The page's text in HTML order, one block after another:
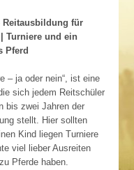
Reitausbildung für
Turniere und ein
Pferd
– ja oder nein“, ist eine
sich jedem Reitschüler
bis zwei Jahren der
stellt. Hier sollten
Kind liegen Turniere
viel lieber Ausreiten
Pferde haben.